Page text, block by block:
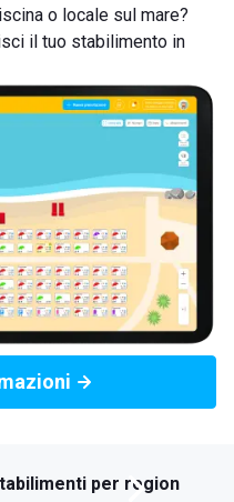
o locale sul mare?
il tuo stabilimento in
per regione